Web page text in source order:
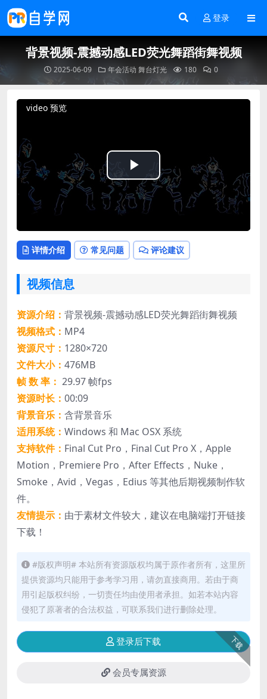
登录
背景视频-震撼动感LED荧光舞蹈街舞视频
2025-06-09 年会活动 舞台灯光 180 0
video 预览
Play
Video
详情介绍 常见问题 评论建议
视频信息
资源介绍： 背景视频-震撼动感LED荧光舞蹈街舞视频
视频格式： MP4
资源尺寸： 1280×720
文件大小： 476MB
帧 数 率： 29.97 帧fps
资源时长： 00:09
背景音乐： 含背景音乐
适用系统： Windows 和 Mac OSX 系统
支持软件： Final Cut Pro，Final Cut Pro X，Apple
Motion，Premiere Pro，After Effects，Nuke，
Smoke，Avid，Vegas，Edius 等其他后期视频制作软
件。
友情提示： 由于素材文件较大，建议在电脑端打开链接
下载！
#版权声明# 本站所有资源版权均属于原作者所有，这里所
提供资源均只能用于参考学习用，请勿直接商用。若由于商
用引起版权纠纷，一切责任均由使用者承担。如若本站内容
侵犯了原著者的合法权益，可联系我们进行删除处理。
下载
登录后下载
会员专属资源